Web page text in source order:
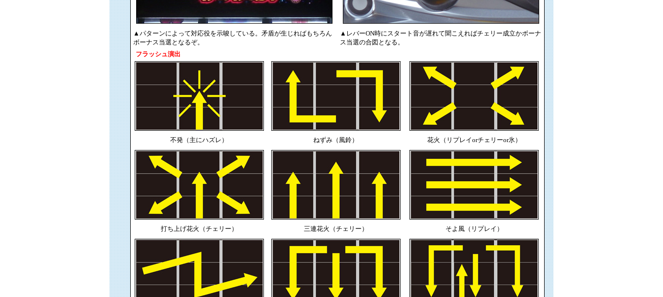
▲パターンによって対応役を示唆している。矛盾が生じればもちろん
ボーナス当選となるぞ。
▲レバーON時にスタート音が遅れて聞こえればチェリー成立かボーナ
ス当選の合図となる。
フラッシュ演出
不発（主にハズレ） ねずみ（風鈴） 花火（リプレイorチェリーor氷）
打ち上げ花火（チェリー） 三連花火（チェリー） そよ風（リプレイ）